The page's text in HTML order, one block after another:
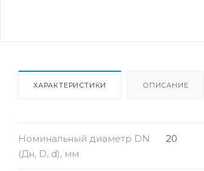
ХАРАКТЕРИСТИКИ ОПИСАНИЕ
Номинальный диаметр DN
(Дн, D, d), мм
20